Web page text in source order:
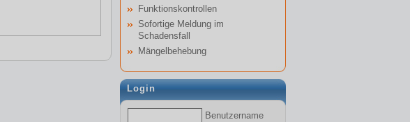
Funktionskontrollen
Sofortige Meldung im
Schadensfall
Mängelbehebung
Login
Benutzername